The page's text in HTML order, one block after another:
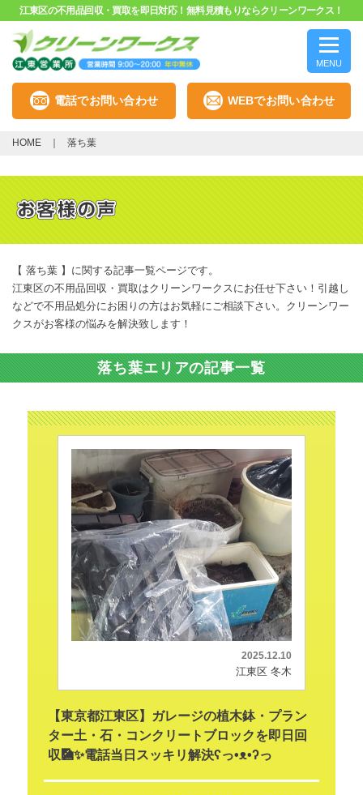
江東区の不用品回収・買取を即日対応！無料見積もりならクリーンワークス！
MENU
電話でお問い合わせ WEBでお問い合わせ
HOME 落ち葉
【 落ち葉 】に関する記事一覧ページです。
江東区の不用品回収・買取はクリーンワークスにお任せ下さい！引越し
などで不用品処分にお困りの方はお気軽にご相談下さい。クリーンワー
クスがお客様の悩みを解決致します！
落ち葉エリアの記事一覧
2025.12.10
江東区 冬木
【東京都江東区】ガレージの植木鉢・プラン
ター土・石・コンクリートブロックを即日回
収🎑✨電話当日スッキリ解決ʕ⁠っ⁠•⁠ᴥ⁠•⁠ʔ⁠っ